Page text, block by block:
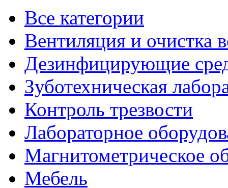
Все категории
Вентиляция и очистка
Дезинфицирующие
Зуботехническая
Контроль трезвости
Лабораторное
Магнитометрическое
Мебель